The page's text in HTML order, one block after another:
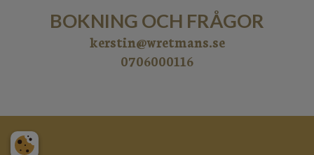
BOKNING OCH FRÅGOR
kerstin@wretmans.se
​​​​​​​0706000116